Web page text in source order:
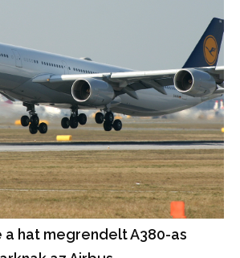
a hat megrendelt A380-as